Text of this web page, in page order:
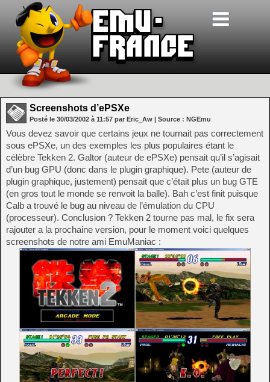
Screenshots d’ePSXe
Posté le 30/03/2002 à 11:57 par Eric_Aw | Source : NGEmu
Vous devez savoir que certains jeux ne tournait pas correctement
sous ePSXe, un des exemples les plus populaires étant le
célèbre Tekken 2. Galtor (auteur de ePSXe) pensait qu’il s’agisait
d’un bug GPU (donc dans le plugin graphique). Pete (auteur de
plugin graphique, justement) pensait que c’était plus un bug GTE
(en gros tout le monde se renvoit la balle). Bah c’est finit puisque
Calb a trouvé le bug au niveau de l’émulation du CPU
(processeur). Conclusion ? Tekken 2 tourne pas mal, le fix sera
rajouter a la prochaine version, pour le moment voici quelques
screenshots de notre ami EmuManiac :